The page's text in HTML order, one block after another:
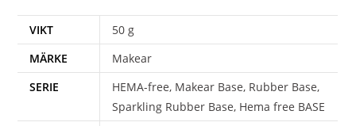
VIKT
50 g
MÄRKE
Makear
SERIE
HEMA-free, Makear Base, Rubber Base,
Sparkling Rubber Base, Hema free BASE